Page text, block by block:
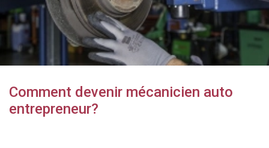
Comment devenir mécanicien auto
entrepreneur?